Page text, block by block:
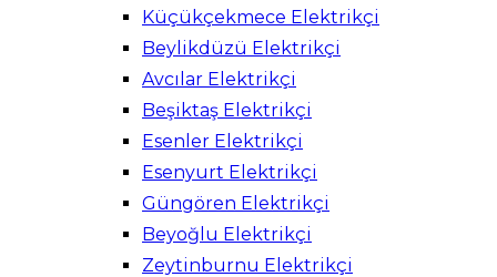
Küçükçekmece Elektrikçi
Beylikdüzü Elektrikçi
Avcılar Elektrikçi
Beşiktaş Elektrikçi
Esenler Elektrikçi
Esenyurt Elektrikçi
Güngören Elektrikçi
Beyoğlu Elektrikçi
Zeytinburnu Elektrikçi